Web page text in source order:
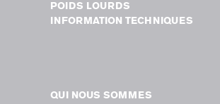
POIDS LOURDS
INFORMATION TECHNIQUES
QUI NOUS SOMMES